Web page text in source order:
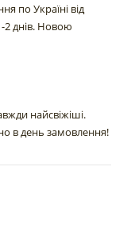
по Україні від
2 днів. Новою
найсвіжіші.
в день замовлення!